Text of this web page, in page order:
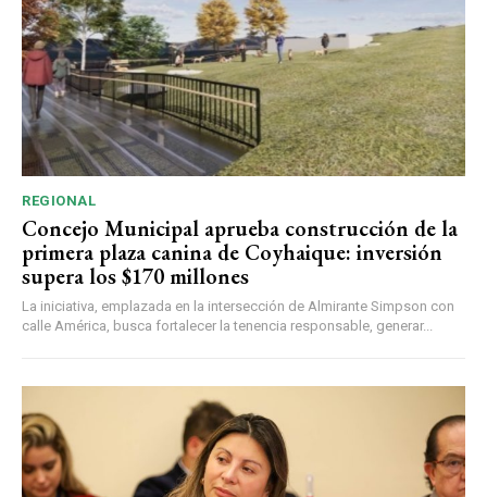
REGIONAL
Concejo Municipal aprueba construcción de la
primera plaza canina de Coyhaique: inversión
supera los $170 millones
La iniciativa, emplazada en la intersección de Almirante Simpson con
calle América, busca fortalecer la tenencia responsable, generar...